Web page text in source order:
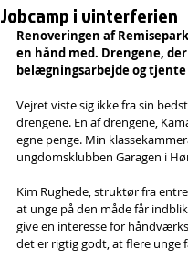
Jobcamp i vinterferien
Renoveringen af
en hånd med. Drengene,
belægningsarbejde og tjente
Vejret viste sig ikke fra sin
drengene. En af drengene,
egne penge. Min
ungdomsklubben Garagen i
Kim Rughede, struktør fra
at unge på den måde får
give en interesse for
det er rigtig godt, at flere unge